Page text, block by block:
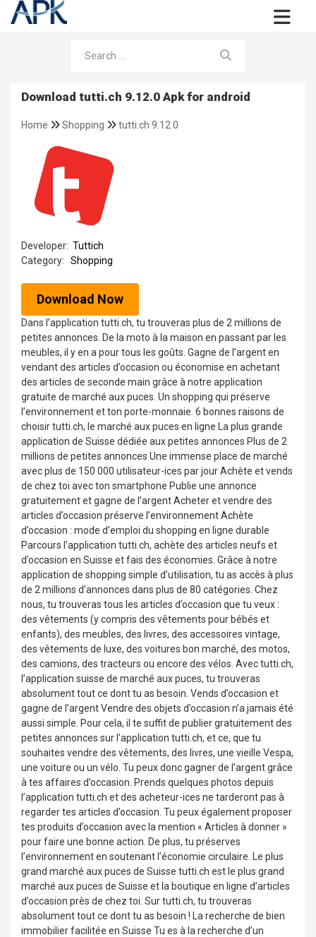
Download tutti.ch 9.12.0 Apk for android
Home Shopping tutti.ch 9.12.0
Developer: Tuttich
Category:
Shopping
Download Now
Dans l’application tutti.ch, tu trouveras plus de 2 millions de
petites annonces. De la moto à la maison en passant par les
meubles, il y en a pour tous les goûts. Gagne de l’argent en
vendant des articles d’occasion ou économise en achetant
des articles de seconde main grâce à notre application
gratuite de marché aux puces. Un shopping qui préserve
l’environnement et ton porte-monnaie. 6 bonnes raisons de
choisir tutti.ch, le marché aux puces en ligne La plus grande
application de Suisse dédiée aux petites annonces Plus de 2
millions de petites annonces Une immense place de marché
avec plus de 150 000 utilisateur-ices par jour Achète et vends
de chez toi avec ton smartphone Publie une annonce
gratuitement et gagne de l’argent Acheter et vendre des
articles d’occasion préserve l’environnement ️Achète
d’occasion : mode d’emploi du shopping en ligne durable
Parcours l’application tutti.ch, achète des articles neufs et
d’occasion en Suisse et fais des économies. Grâce à notre
application de shopping simple d’utilisation, tu as accès à plus
de 2 millions d’annonces dans plus de 80 catégories. Chez
nous, tu trouveras tous les articles d’occasion que tu veux :
des vêtements (y compris des vêtements pour bébés et
enfants), des meubles, des livres, des accessoires vintage,
des vêtements de luxe, des voitures bon marché, des motos,
des camions, des tracteurs ou encore des vélos. Avec tutti.ch,
l’application suisse de marché aux puces, tu trouveras
absolument tout ce dont tu as besoin. Vends d’occasion et
gagne de l’argent Vendre des objets d’occasion n’a jamais été
aussi simple. Pour cela, il te suffit de publier gratuitement des
petites annonces sur l’application tutti.ch, et ce, que tu
souhaites vendre des vêtements, des livres, une vieille Vespa,
une voiture ou un vélo. Tu peux donc gagner de l’argent grâce
à tes affaires d’occasion. Prends quelques photos depuis
l’application tutti.ch et des acheteur-ices ne tarderont pas à
regarder tes articles d’occasion. Tu peux également proposer
tes produits d’occasion avec la mention « Articles à donner »
pour faire une bonne action. De plus, tu préserves
l’environnement en soutenant l’économie circulaire. Le plus
grand marché aux puces de Suisse tutti.ch est le plus grand
marché aux puces de Suisse et la boutique en ligne d’articles
d’occasion près de chez toi. Sur tutti.ch, tu trouveras
absolument tout ce dont tu as besoin ! ️La recherche de bien
immobilier facilitée en Suisse Tu es à la recherche d’un